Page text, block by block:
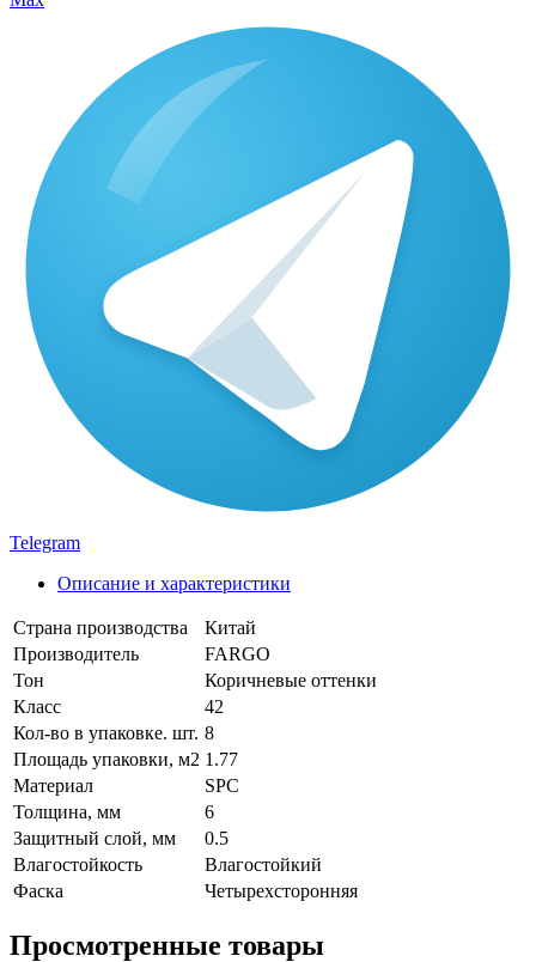
Telegram
Описание и характеристики
Страна производства
Китай
Производитель
FARGO
Тон
Коричневые оттенки
Класс
42
Кол-во в упаковке. шт. 8
Площадь упаковки, м2 1.77
Материал
SPC
Толщина, мм
6
Защитный слой, мм
0.5
Влагостойкость
Влагостойкий
Фаска
Четырехсторонняя
Просмотренные товары